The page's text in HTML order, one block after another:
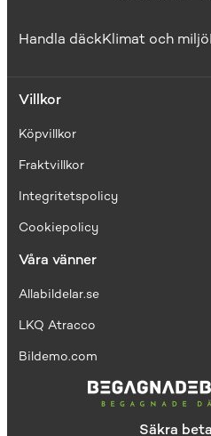
Handla däckKlimat och miljö
Villkor
Köpvillkor
Fraktvillkor
Integritetspolicy
Cookiepolicy
Våra vänner
Allabildelar.se
LKQ Atracco
Bildemo.com
Säkra